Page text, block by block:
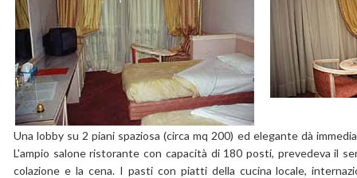
Una lobby su 2 piani spaziosa (circa mq 200) ed elegante dà
L'ampio salone ristorante con capacità di 180 posti, prevedeva il
colazione e la cena. I pasti con piatti della cucina locale,